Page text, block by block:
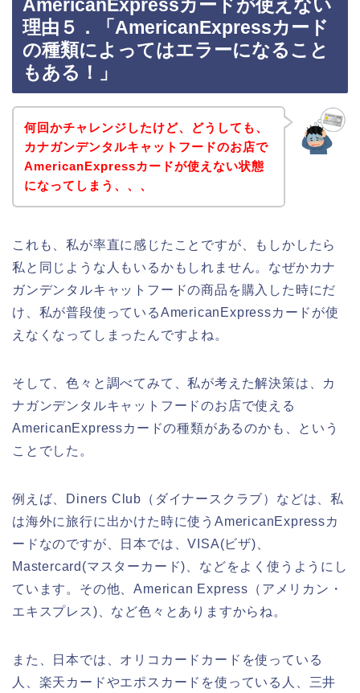
AmericanExpressカードが使えない
理由５．「AmericanExpressカード
の種類によってはエラーになること
もある！」
何回かチャレンジしたけど、どうしても、
カナガンデンタルキャットフードのお店で
AmericanExpressカードが使えない状態
になってしまう、、、
これも、私が率直に感じたことですが、もしかしたら
私と同じような人もいるかもしれません。なぜかカナ
ガンデンタルキャットフードの商品を購入した時にだ
け、私が普段使っているAmericanExpressカードが使
えなくなってしまったんですよね。
そして、色々と調べてみて、私が考えた解決策は、カ
ナガンデンタルキャットフードのお店で使える
AmericanExpressカードの種類があるのかも、という
ことでした。
例えば、Diners Club（ダイナースクラブ）などは、私
は海外に旅行に出かけた時に使うAmericanExpressカ
ードなのですが、日本では、VISA(ビザ)、
Mastercard(マスターカード)、などをよく使うようにし
ています。その他、American Express（アメリカン・
エキスプレス)、など色々とありますからね。
また、日本では、オリコカードカードを使っている
人、楽天カードやエポスカードを使っている人、三井